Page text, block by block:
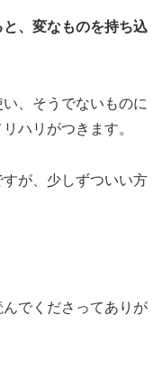
、変なものを持ち込
、そうでないものに
ハリがつきます。
が、少しずついい方
でくださってありが